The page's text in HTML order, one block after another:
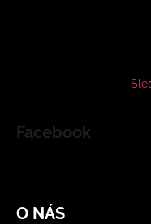
Facebook
O NÁS